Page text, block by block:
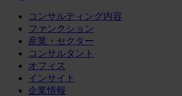
コンサルティング内容
ファンクション
産業・セクター
コンサルタント
オフィス
インサイト
企業情報